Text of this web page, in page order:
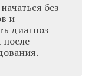
без
и
диагноз
после